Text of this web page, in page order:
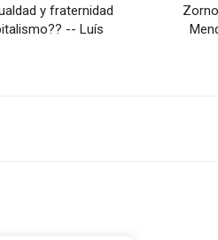
y fraternidad
-- Luís